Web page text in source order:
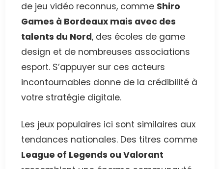
de jeu vidéo reconnus, comme Shiro
Games à Bordeaux mais avec des
talents du Nord, des écoles de game
design et de nombreuses associations
esport. S’appuyer sur ces acteurs
incontournables donne de la crédibilité à
votre stratégie digitale.
Les jeux populaires ici sont similaires aux
tendances nationales. Des titres comme
League of Legends ou Valorant